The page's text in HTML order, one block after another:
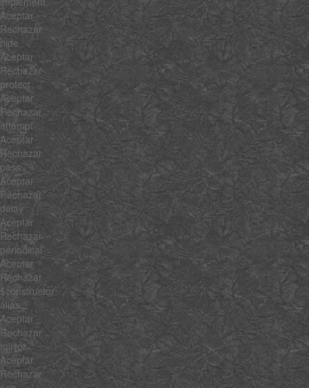
Aceptar
Rechazar
hide
Aceptar
Rechazar
protect
Aceptar
Rechazar
attempt
Aceptar
Rechazar
pass
Aceptar
Rechazar
delay
Aceptar
Rechazar
periodical
Aceptar
Rechazar
$constructor
alias
Aceptar
Rechazar
mirror
Aceptar
Rechazar